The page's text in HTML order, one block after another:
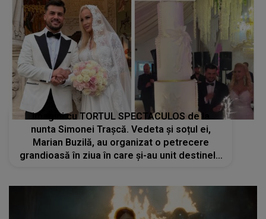
Imagini cu TORTUL SPECTACULOS de la
nunta Simonei Trașcă. Vedeta și soțul ei,
Marian Buzilă, au organizat o petrecere
grandioasă în ziua în care și-au unit destinele